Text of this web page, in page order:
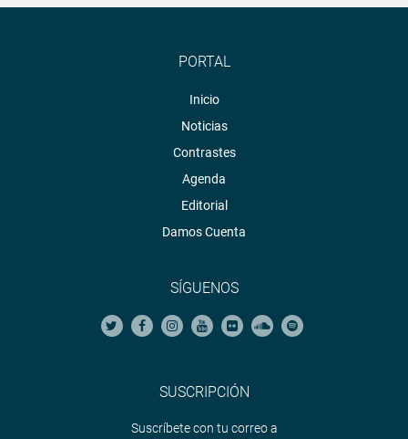
PORTAL
Inicio
Noticias
Contrastes
Agenda
Editorial
Damos Cuenta
SÍGUENOS
SUSCRIPCIÓN
Suscríbete con tu correo a